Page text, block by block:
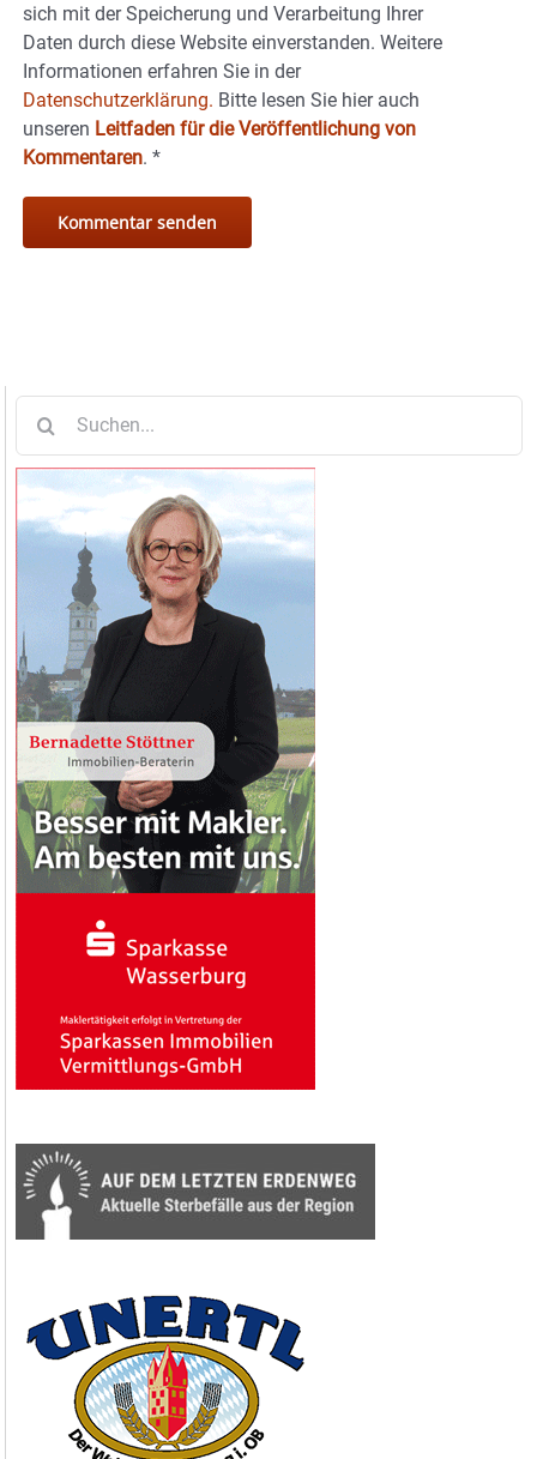
sich mit der Speicherung und Verarbeitung Ihrer
Daten durch diese Website einverstanden. Weitere
Informationen erfahren Sie in der
Datenschutzerklärung. Bitte lesen Sie hier auch
unseren Leitfaden für die Veröffentlichung von
Kommentaren. *
nach: